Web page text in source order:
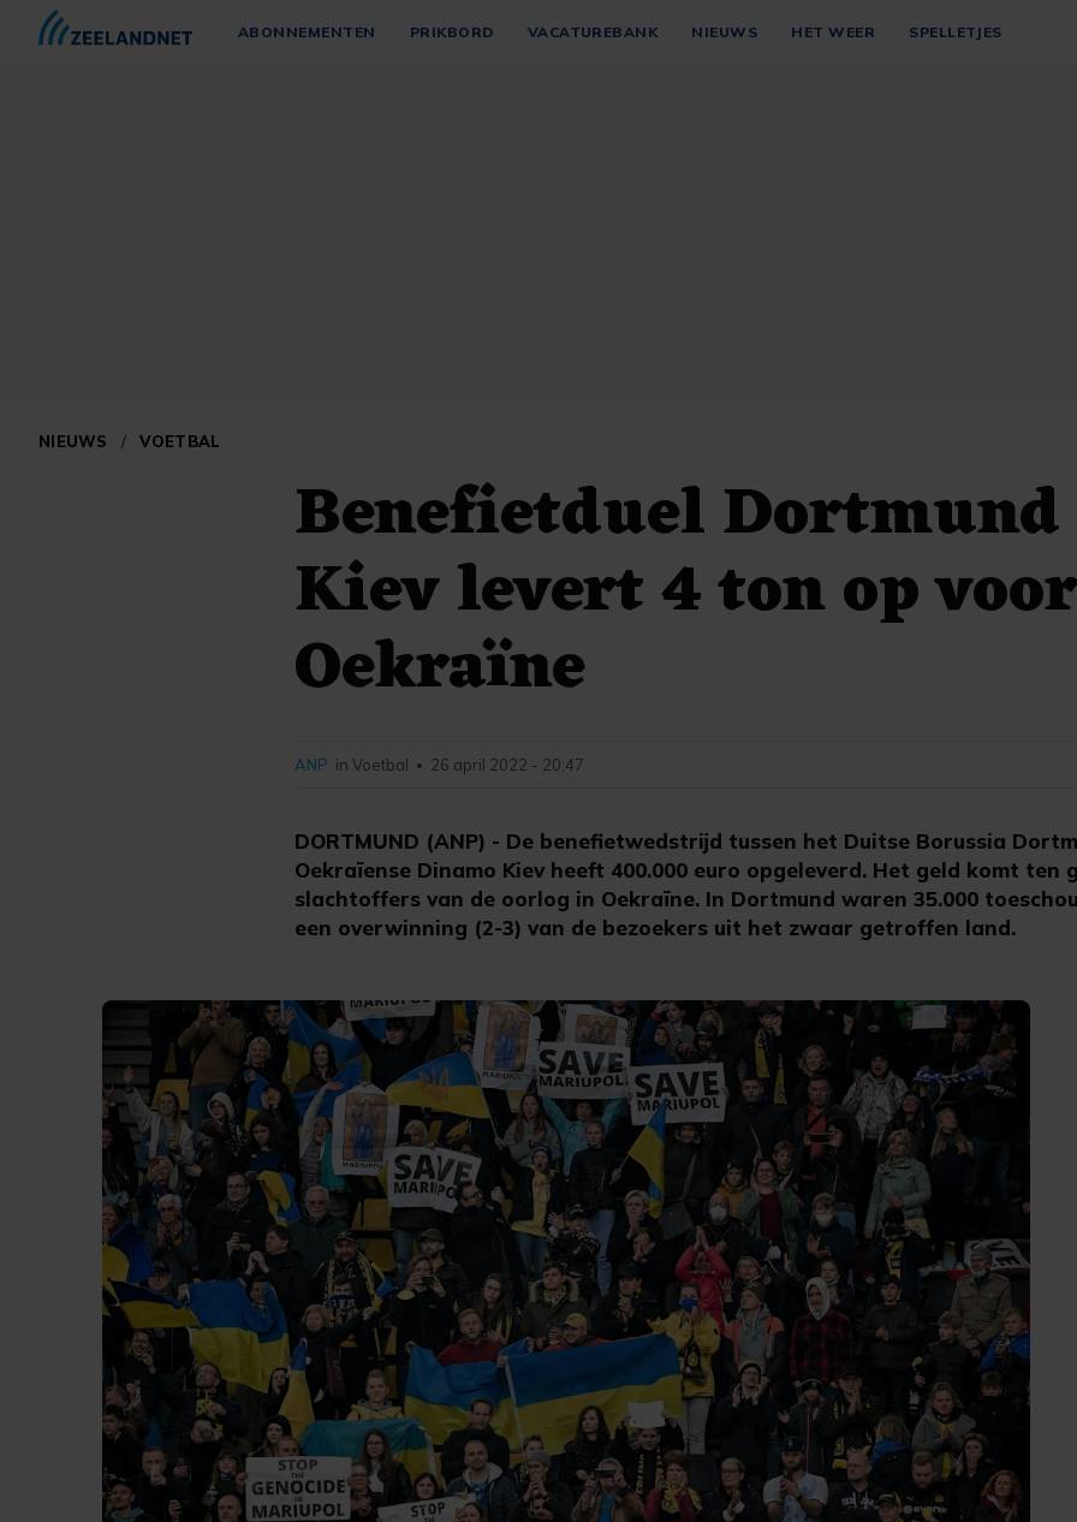
ABONNEMENTEN PRIKBORD VACATUREBANK NIEUWS HET WEER SPELLETJES
NIEUWS / VOETBAL
Benefietduel
Kiev levert 4 ton op
Oekraïne
DORTMUND (ANP) - De benefietwedstrijd tussen het Duitse Borussia
Oekraïense Dinamo Kiev heeft 400.000 euro opgeleverd. Het geld komt ten
slachtoffers van de oorlog in Oekraïne. In Dortmund waren 35.000
een overwinning (2-3) van de bezoekers uit het zwaar getroffen land.
ANP in Voetbal • 26 april 2022 - 20:47